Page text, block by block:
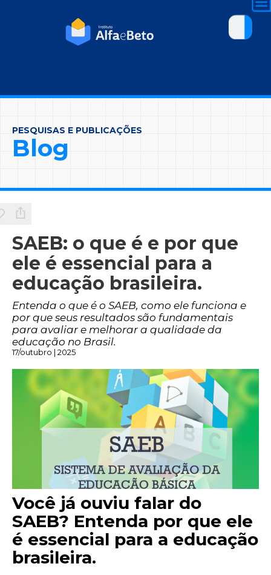
PESQUISAS E PUBLICAÇÕES
Blog
SAEB: o que é e por que
ele é essencial para a
educação brasileira.
Entenda o que é o SAEB, como ele funciona e
por que seus resultados são fundamentais
para avaliar e melhorar a qualidade da
educação no Brasil.
17/outubro | 2025
Você já ouviu falar do
SAEB? Entenda por que ele
é essencial para a educação
brasileira.